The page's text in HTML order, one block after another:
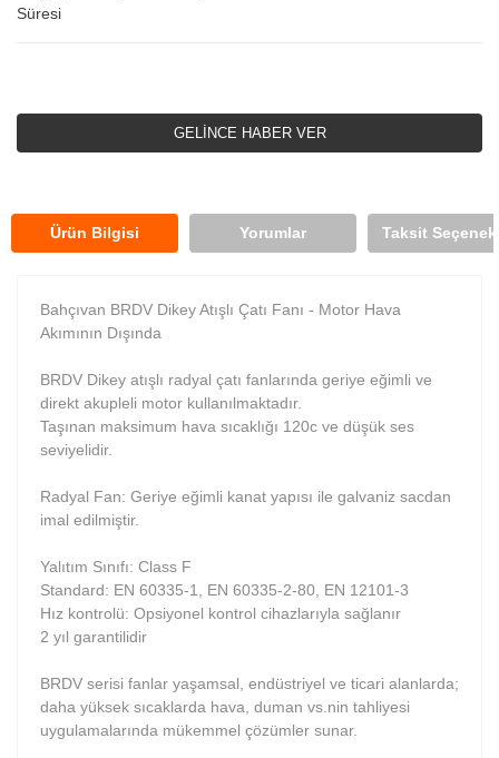
Süresi
GELİNCE HABER VER
Ürün Bilgisi Yorumlar Taksit
Bahçıvan BRDV Dikey Atışlı Çatı Fanı - Motor Hava
Akımının Dışında
BRDV Dikey atışlı radyal çatı fanlarında geriye eğimli ve
direkt akupleli motor kullanılmaktadır.
Taşınan maksimum hava sıcaklığı 120c ve düşük ses
seviyelidir.
Radyal Fan: Geriye eğimli kanat yapısı ile galvaniz sacdan
imal edilmiştir.
Yalıtım Sınıfı: Class F
Standard: EN 60335-1, EN 60335-2-80, EN 12101-3
Hız kontrolü: Opsiyonel kontrol cihazlarıyla sağlanır
2 yıl garantilidir
BRDV serisi fanlar yaşamsal, endüstriyel ve ticari alanlarda;
daha yüksek sıcaklarda hava, duman vs.nin tahliyesi
uygulamalarında mükemmel çözümler sunar.